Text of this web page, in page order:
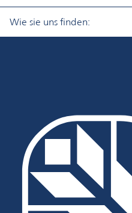
​​Wie sie uns finden:​